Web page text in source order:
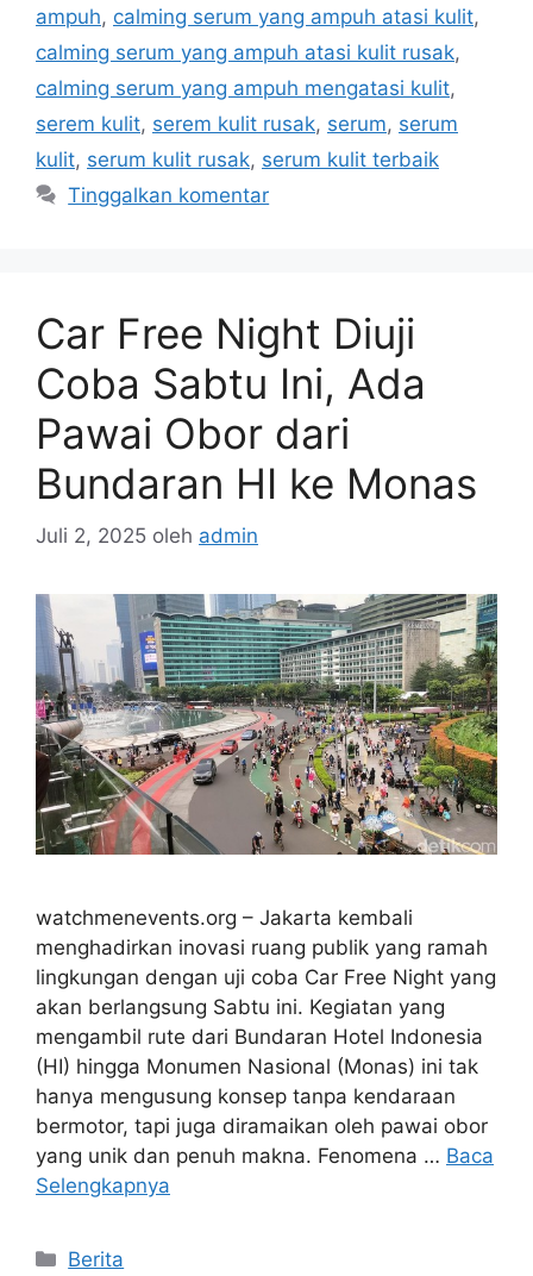
ampuh, calming serum yang ampuh atasi kulit,
calming serum yang ampuh atasi kulit rusak,
calming serum yang ampuh mengatasi kulit,
serem kulit, serem kulit rusak, serum, serum
kulit, serum kulit rusak, serum kulit terbaik
Tinggalkan komentar
Car Free Night Diuji
Coba Sabtu Ini, Ada
Pawai Obor dari
Bundaran HI ke Monas
Juli 2, 2025 oleh admin
watchmenevents.org – Jakarta kembali
menghadirkan inovasi ruang publik yang ramah
lingkungan dengan uji coba Car Free Night yang
akan berlangsung Sabtu ini. Kegiatan yang
mengambil rute dari Bundaran Hotel Indonesia
(HI) hingga Monumen Nasional (Monas) ini tak
hanya mengusung konsep tanpa kendaraan
bermotor, tapi juga diramaikan oleh pawai obor
yang unik dan penuh makna. Fenomena … Baca
Selengkapnya
Kategori
Berita